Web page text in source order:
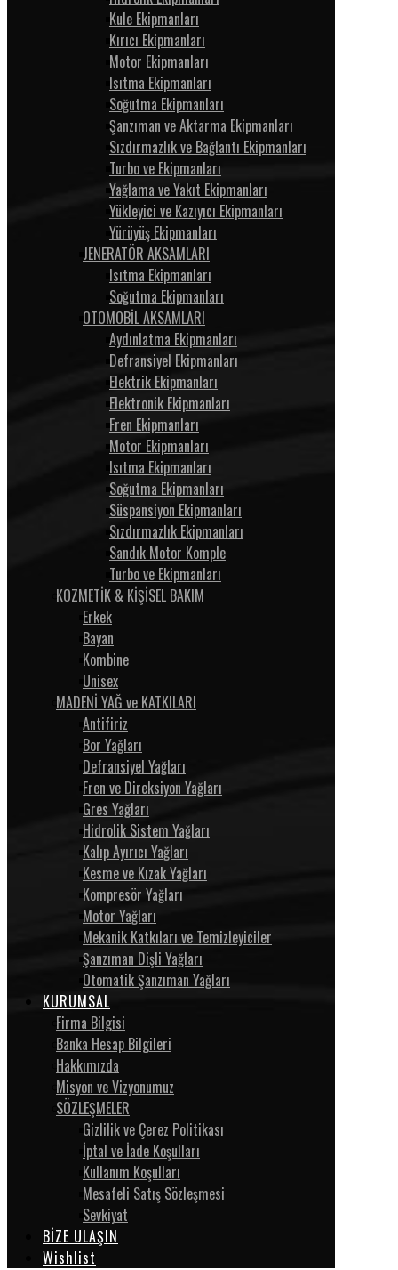
Kule Ekipmanları
Kırıcı Ekipmanları
Motor Ekipmanları
Isıtma Ekipmanları
Soğutma Ekipmanları
Şanzıman ve Aktarma Ekipmanları
Sızdırmazlık ve Bağlantı Ekipmanları
Turbo ve Ekipmanları
Yağlama ve Yakıt Ekipmanları
Yükleyici ve Kazıyıcı Ekipmanları
Yürüyüş Ekipmanları
JENERATÖR AKSAMLARI
Isıtma Ekipmanları
Soğutma Ekipmanları
OTOMOBİL AKSAMLARI
Aydınlatma Ekipmanları
Defransiyel Ekipmanları
Elektrik Ekipmanları
Elektronik Ekipmanları
Fren Ekipmanları
Motor Ekipmanları
Isıtma Ekipmanları
Soğutma Ekipmanları
Süspansiyon Ekipmanları
Sızdırmazlık Ekipmanları
Sandık Motor Komple
Turbo ve Ekipmanları
KOZMETİK & KİŞİSEL BAKIM
Erkek
Bayan
Kombine
Unisex
MADENİ YAĞ ve KATKILARI
Antifiriz
Bor Yağları
Defransiyel Yağları
Fren ve Direksiyon Yağları
Gres Yağları
Hidrolik Sistem Yağları
Kalıp Ayırıcı Yağları
Kesme ve Kızak Yağları
Kompresör Yağları
Motor Yağları
Mekanik Katkıları ve Temizleyiciler
Şanzıman Dişli Yağları
Otomatik Şanzıman Yağları
KURUMSAL
Firma Bilgisi
Banka Hesap Bilgileri
Hakkımızda
Misyon ve Vizyonumuz
SÖZLEŞMELER
Gizlilik ve Çerez Politikası
İptal ve İade Koşulları
Kullanım Koşulları
Mesafeli Satış Sözleşmesi
Sevkiyat
BİZE ULAŞIN
Wishlist